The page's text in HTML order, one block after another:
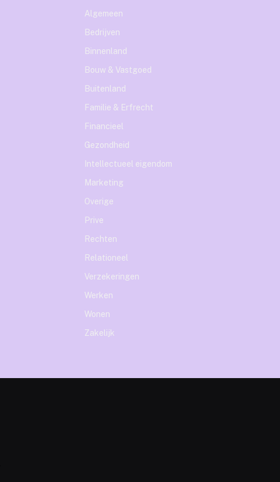
Algemeen
Bedrijven
Binnenland
Bouw & Vastgoed
Buitenland
Familie & Erfrecht
Financieel
Gezondheid
Intellectueel eigendom
Marketing
Overige
Prive
Rechten
Relationeel
Verzekeringen
Werken
Wonen
Zakelijk